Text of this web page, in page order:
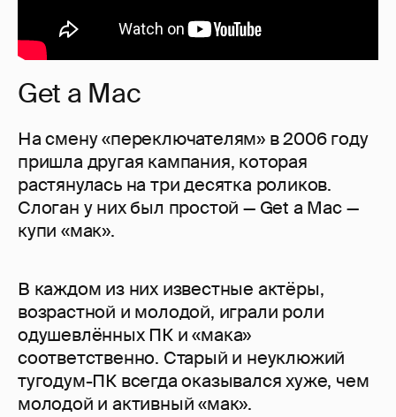
Get a Mac
На смену «переключателям» в 2006 году
пришла другая кампания, которая
растянулась на три десятка роликов.
Слоган у них был простой — Get a Mac —
купи «мак».
В каждом из них известные актёры,
возрастной и молодой, играли роли
одушевлённых ПК и «мака»
соответственно. Старый и неуклюжий
тугодум-ПК всегда оказывался хуже, чем
молодой и активный «мак».